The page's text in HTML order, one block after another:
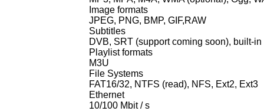
Image formats
JPEG, PNG, BMP, GIF,RAW
Subtitles
DVB, SRT (support coming soon), built-in
Playlist formats
M3U
File Systems
FAT16/32, NTFS (read), NFS, Ext2, Ext3
Ethernet
10/100 Mbit / s